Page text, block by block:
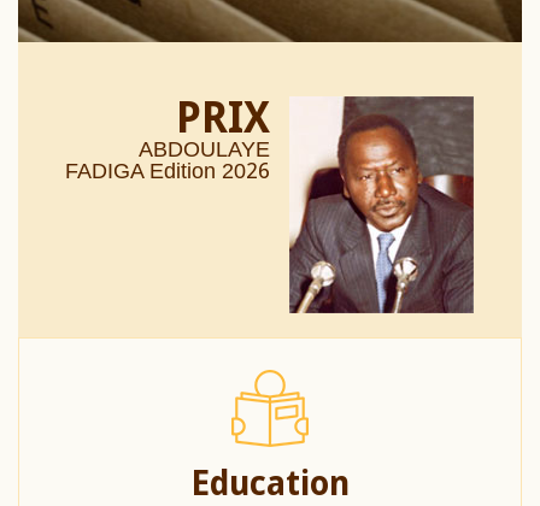
PRIX
ABDOULAYE
FADIGA Edition 2026
Education